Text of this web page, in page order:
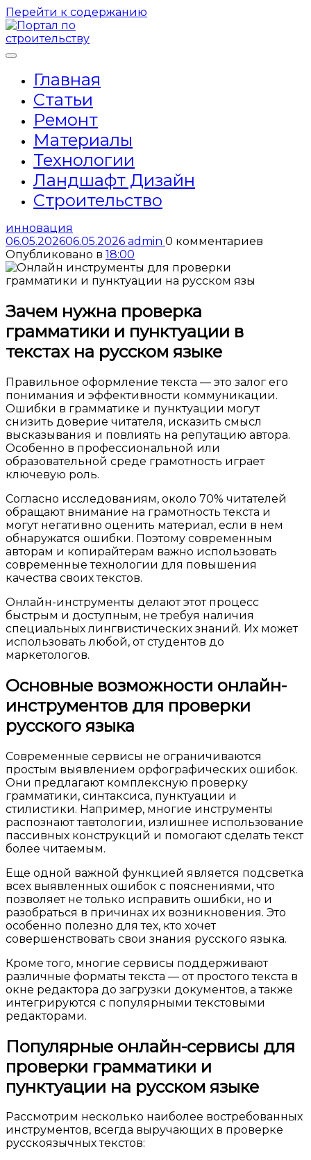
Перейти к содержанию
Главная
Статьи
Ремонт
Материалы
Технологии
Ландшафт Дизайн
Строительство
инновация
06.05.202606.05.2026 admin 0 комментариев
Опубликовано в 18:00
Зачем нужна проверка
грамматики и пунктуации в
текстах на русском языке
Правильное оформление текста — это залог его
понимания и эффективности коммуникации.
Ошибки в грамматике и пунктуации могут
снизить доверие читателя, исказить смысл
высказывания и повлиять на репутацию автора.
Особенно в профессиональной или
образовательной среде грамотность играет
ключевую роль.
Согласно исследованиям, около 70% читателей
обращают внимание на грамотность текста и
могут негативно оценить материал, если в нем
обнаружатся ошибки. Поэтому современным
авторам и копирайтерам важно использовать
современные технологии для повышения
качества своих текстов.
Онлайн-инструменты делают этот процесс
быстрым и доступным, не требуя наличия
специальных лингвистических знаний. Их может
использовать любой, от студентов до
маркетологов.
Основные возможности онлайн-
инструментов для проверки
русского языка
Современные сервисы не ограничиваются
простым выявлением орфографических ошибок.
Они предлагают комплексную проверку
грамматики, синтаксиса, пунктуации и
стилистики. Например, многие инструменты
распознают тавтологии, излишнее использование
пассивных конструкций и помогают сделать текст
более читаемым.
Еще одной важной функцией является подсветка
всех выявленных ошибок с пояснениями, что
позволяет не только исправить ошибки, но и
разобраться в причинах их возникновения. Это
особенно полезно для тех, кто хочет
совершенствовать свои знания русского языка.
Кроме того, многие сервисы поддерживают
различные форматы текста — от простого текста в
окне редактора до загрузки документов, а также
интегрируются с популярными текстовыми
редакторами.
Популярные онлайн-сервисы для
проверки грамматики и
пунктуации на русском языке
Рассмотрим несколько наиболее востребованных
инструментов, всегда выручающих в проверке
русскоязычных текстов: